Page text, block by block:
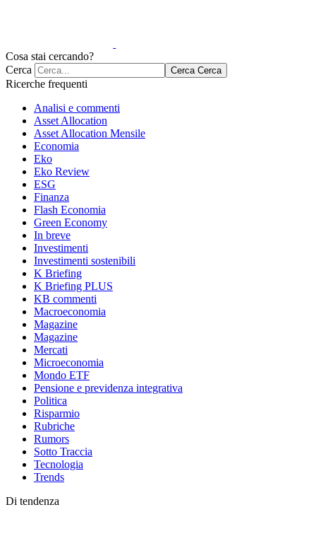
Cosa stai cercando?
Cerca
Cerca Cerca
Ricerche frequenti
Analisi e commenti
Asset Allocation
Asset Allocation Mensile
Economia
Eko
Eko Review
ESG
Finanza
Flash Economia
Green Economy
In breve
Investimenti
Investimenti sostenibili
K Briefing
K Briefing PLUS
KB commenti
Macroeconomia
Magazine
Magazine
Mercati
Microeconomia
Mondo ETF
Pensione e previdenza integrativa
Politica
Risparmio
Rubriche
Rumors
Sotto Traccia
Tecnologia
Trends
Di tendenza